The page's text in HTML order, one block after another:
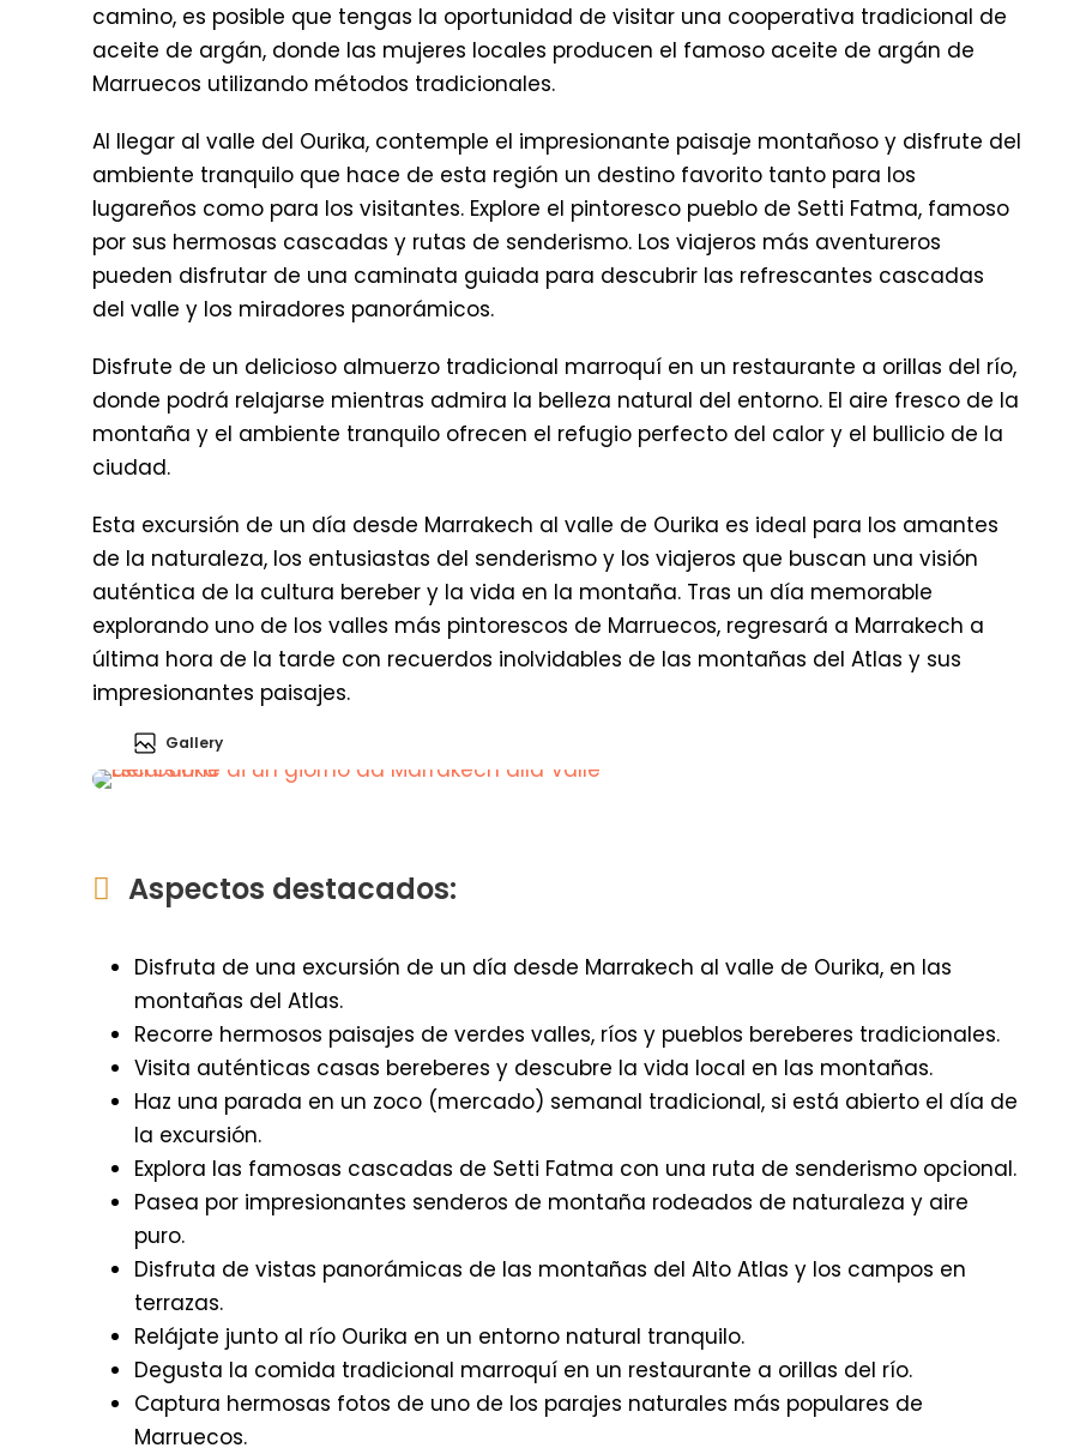
camino, es posible que tengas la oportunidad de visitar una cooperativa tradicional de
aceite de argán, donde las mujeres locales producen el famoso aceite de argán de
Marruecos utilizando métodos tradicionales.
Al llegar al valle del Ourika, contemple el impresionante paisaje montañoso y disfrute del
ambiente tranquilo que hace de esta región un destino favorito tanto para los
lugareños como para los visitantes. Explore el pintoresco pueblo de Setti Fatma, famoso
por sus hermosas cascadas y rutas de senderismo. Los viajeros más aventureros
pueden disfrutar de una caminata guiada para descubrir las refrescantes cascadas
del valle y los miradores panorámicos.
Disfrute de un delicioso almuerzo tradicional marroquí en un restaurante a orillas del río,
donde podrá relajarse mientras admira la belleza natural del entorno. El aire fresco de la
montaña y el ambiente tranquilo ofrecen el refugio perfecto del calor y el bullicio de la
ciudad.
Esta excursión de un día desde Marrakech al valle de Ourika es ideal para los amantes
de la naturaleza, los entusiastas del senderismo y los viajeros que buscan una visión
auténtica de la cultura bereber y la vida en la montaña. Tras un día memorable
explorando uno de los valles más pintorescos de Marruecos, regresará a Marrakech a
última hora de la tarde con recuerdos inolvidables de las montañas del Atlas y sus
impresionantes paisajes.
Gallery
Aspectos destacados:
Disfruta de una excursión de un día desde Marrakech al valle de Ourika, en las
montañas del Atlas.
Recorre hermosos paisajes de verdes valles, ríos y pueblos bereberes tradicionales.
Visita auténticas casas bereberes y descubre la vida local en las montañas.
Haz una parada en un zoco (mercado) semanal tradicional, si está abierto el día de
la excursión.
Explora las famosas cascadas de Setti Fatma con una ruta de senderismo opcional.
Pasea por impresionantes senderos de montaña rodeados de naturaleza y aire
puro.
Disfruta de vistas panorámicas de las montañas del Alto Atlas y los campos en
terrazas.
Relájate junto al río Ourika en un entorno natural tranquilo.
Degusta la comida tradicional marroquí en un restaurante a orillas del río.
Captura hermosas fotos de uno de los parajes naturales más populares de
Marruecos.